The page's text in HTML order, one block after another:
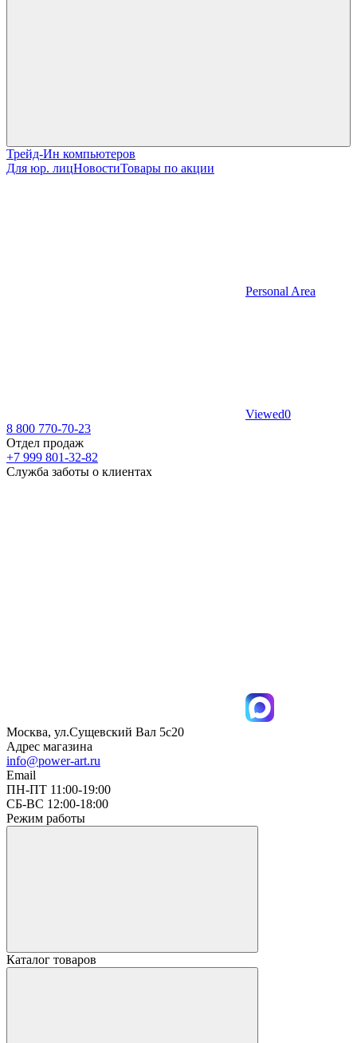
Трейд-Ин компьютеров
Для юр. лицНовостиТовары по акции
Personal Area
Viewed0
8 800 770-70-23
Отдел продаж
+7 999 801-32-82
Служба заботы о клиентах
Москва, ул.Сущевский Вал 5с20
Адрес магазина
info@power-art.ru
Email
ПН-ПТ 11:00-19:00
СБ-ВС 12:00-18:00
Режим работы
Каталог товаров